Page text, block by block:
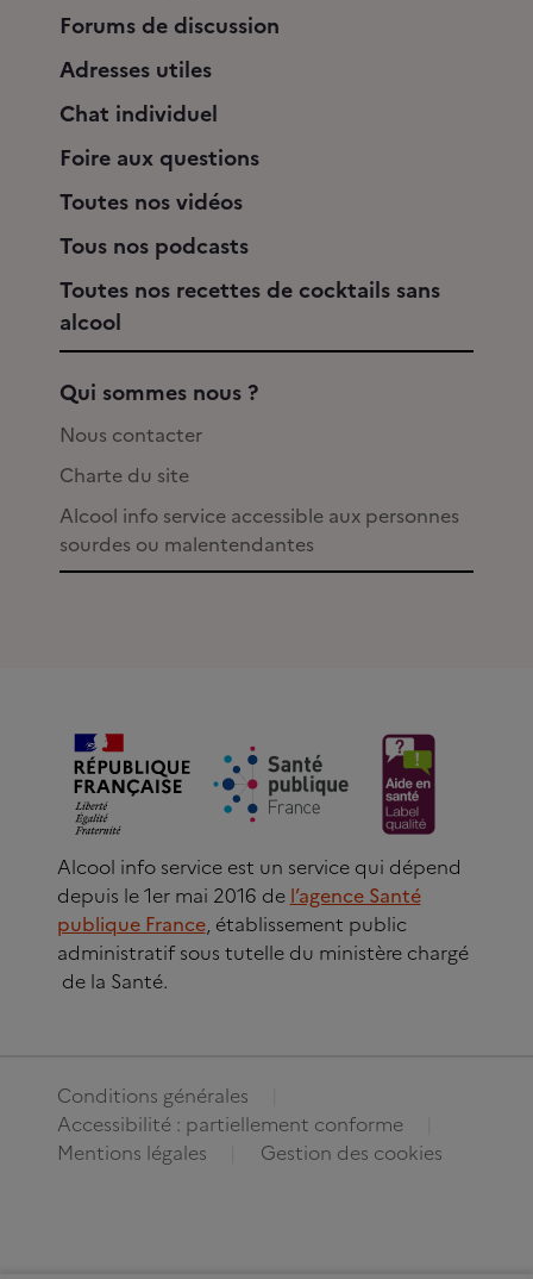
Forums de discussion
Adresses utiles
Chat individuel
Foire aux questions
Toutes nos vidéos
Tous nos podcasts
Toutes nos recettes de cocktails sans
alcool
Qui sommes nous ?
Nous contacter
Charte du site
Alcool info service accessible aux personnes
sourdes ou malentendantes
Alcool info service est un service qui dépend
depuis le 1er mai 2016 de l’agence Santé
publique France, établissement public
administratif sous tutelle du ministère chargé
de la Santé.
Conditions générales
Accessibilité : partiellement conforme
Mentions légales
Gestion des cookies